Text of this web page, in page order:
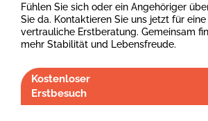
Fühlen Sie sich oder ein Angehöriger
Sie da. Kontaktieren Sie uns jetzt für
vertrauliche Erstberatung. Gemeinsam
mehr Stabilität und Lebensfreude.
Kostenloser
Erstbesuch